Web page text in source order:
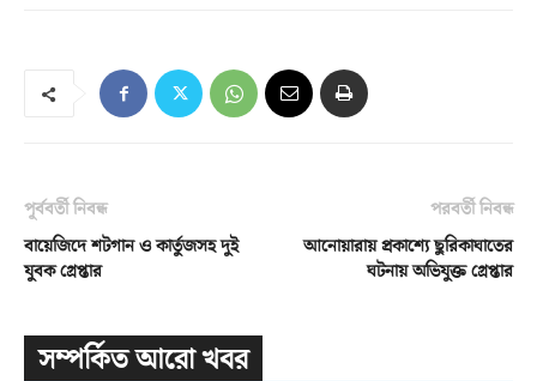
পূর্ববর্তী নিবন্ধ
বায়েজিদে শটগান ও কার্তুজসহ দুই
যুবক গ্রেপ্তার
পরবর্তী নিবন্ধ
আনোয়ারায় প্রকাশ্যে ছুরিকাঘাতের
ঘটনায় অভিযুক্ত গ্রেপ্তার
সম্পর্কিত আরো খবর